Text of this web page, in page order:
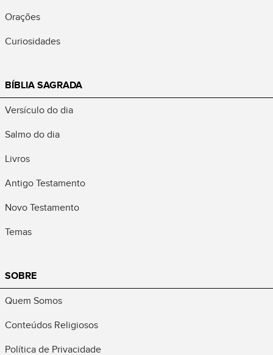
Orações
Curiosidades
BÍBLIA SAGRADA
Versículo do dia
Salmo do dia
Livros
Antigo Testamento
Novo Testamento
Temas
SOBRE
Quem Somos
Conteúdos Religiosos
Política de Privacidade